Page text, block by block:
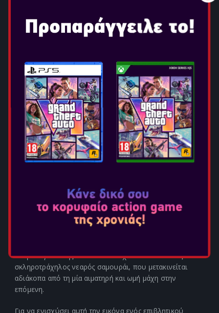
κάτω κόσμο, γνωστά ως Genma, σε μια ιστορία σκοτεινής
φαντασίας.
το Oni Gauntlet, ένα μυστηριώδες αντικείμενο που
χαρίζει στον κάτοχό του τη δύναμη να εξοντώνει τα
Genma.
Μέσα από σκληρές, αιματοβαμμένες μάχες σώμα με
σώμα, αναζητά τον λόγο για τον οποίο πολεμά. Ποια
μοίρα τον περιμένει στο τέλος του δρόμου του;
Ο ΠΡΩΤΑΓΩΝΙΣΤΗΣ:
ΜΙΓΙΑΜΟΤΟ ΜΟΥΣΑΣΙ
Ένας παθιασμένος σαμουράι που φτάνει στο Κιότο,
επιδιώκοντας να αποδείξει ότι είναι αξεπέραστος στην
τέχνη της ξιφομαχίας. Ωστόσο, ο δρόμος που απλώνεται
μπροστά του παίρνει μια παράξενη και απρόβλεπτη
Ο πρωταγωνιστής αυτού του παιχνιδιού είναι ένας
σκληροτράχηλος νεαρός σαμουράι, που μετακινείται
αδιάκοπα από τη μία αιματηρή και ωμή μάχη στην
επόμενη.
Για να ενισχύσει αυτή την εικόνα ενός επιβλητικού